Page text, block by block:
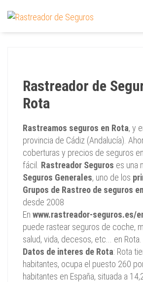
Rastreador de
Rota
Rastreamos seguros en Rota, y
provincia de Cádiz (Andalucía).
coberturas y precios de seguros
fácil. Rastreador Seguros es una
Seguros Generales, uno de los
Grupos de Rastreo de seguros
desde 2008
En www.rastreador-seguros.es/
puede rastear seguros de coche,
salud, vida, decesos, etc... en Rota.
Datos de interes de Rota: Rota
habitantes, ocupa el puesto 260
habitantes en España, situada a